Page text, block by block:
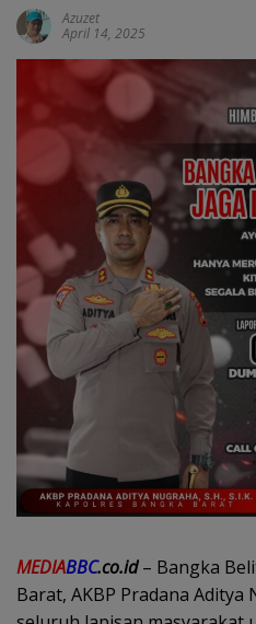
Azuzet
April 14, 2025
MEDIABBC.co.id– Bangka
Barat, AKBP Pradana